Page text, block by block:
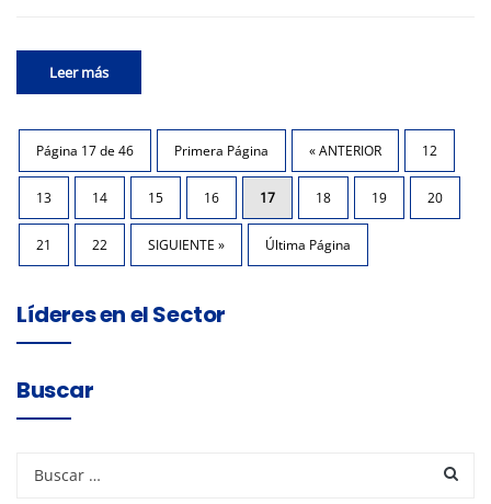
Leer más
Página 17 de 46 Primera Página « ANTERIOR 12
13 14 15 16 17 18 19 20
21 22 SIGUIENTE » Última Página
Líderes en el Sector
Buscar